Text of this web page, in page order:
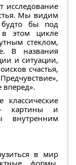
исследование
Мы видим
бы под
этом цикле
стеклом,
В названия
и ситуации,
счастья,
Предчувствие»,
».
картины и
внутренним
в мир
формы,